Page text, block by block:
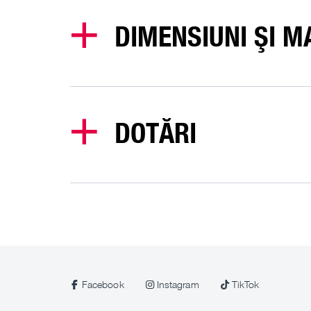
DIMENSIUNI ŞI
DOTĂRI
Facebook Instagram TikTok